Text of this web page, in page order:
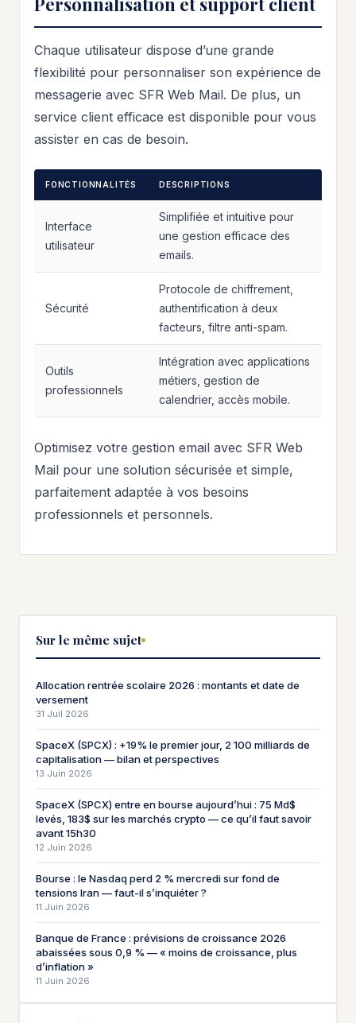
Chaque utilisateur dispose d’une grande
flexibilité pour personnaliser son expérience de
messagerie avec SFR Web Mail. De plus, un
service client efficace est disponible pour vous
assister en cas de besoin.
FONCTIONNALITÉS DESCRIPTIONS
Interface
utilisateur
Simplifiée et intuitive pour
une gestion efficace des
emails.
Sécurité
Protocole de chiffrement,
authentification à deux
facteurs, filtre anti-spam.
Outils
professionnels
Intégration avec applications
métiers, gestion de
calendrier, accès mobile.
Optimisez votre gestion email avec SFR Web
Mail pour une solution sécurisée et simple,
parfaitement adaptée à vos besoins
professionnels et personnels.
Sur le même sujet
Allocation rentrée scolaire 2026 : montants et date de
versement
31 Juil 2026
SpaceX (SPCX) : +19% le premier jour, 2 100 milliards de
capitalisation — bilan et perspectives
13 Juin 2026
SpaceX (SPCX) entre en bourse aujourd’hui : 75 Md$
levés, 183$ sur les marchés crypto — ce qu’il faut savoir
avant 15h30
12 Juin 2026
Bourse : le Nasdaq perd 2 % mercredi sur fond de
tensions Iran — faut-il s’inquiéter ?
11 Juin 2026
Banque de France : prévisions de croissance 2026
abaissées sous 0,9 % — « moins de croissance, plus
d’inflation »
11 Juin 2026